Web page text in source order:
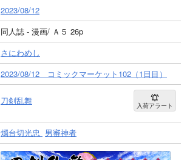
2023/08/12
同人誌 - 漫画/ Ａ５ 26p
さにわめし
2023/08/12 コミックマーケット102（1日目）
刀剣乱舞 入荷アラート
燭台切光忠 男審神者